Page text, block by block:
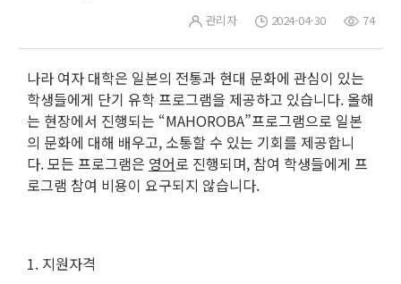
관리자 2024-04-30 74
나라 여자 대학은 일본의 전통과 현대 문화에 관심이 있는
학생들에게 단기 유학 프로그램을 제공하고 있습니다. 올해
는 현장에서 진행되는 “MAHOROBA”프로그램으로 일본
의 문화에 대해 배우고, 소통할 수 있는 기회를 제공합니
다. 모든 프로그램은 영어로 진행되며, 참여 학생들에게 프
로그램 참여 비용이 요구되지 않습니다.
1. 지원자격